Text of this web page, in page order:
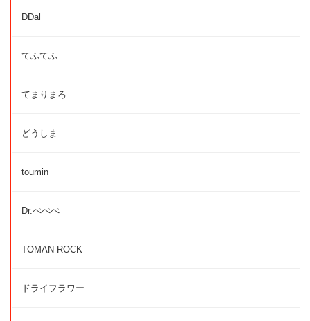
DDal
てふてふ
てまりまろ
どうしま
toumin
Dr.ぺぺぺ
TOMAN ROCK
ドライフラワー